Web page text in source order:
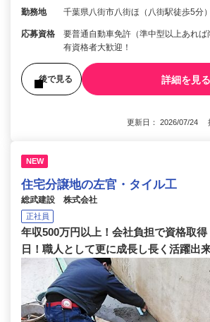
勤務地 千葉県八街市八街ほ（八街駅徒歩5分
応募資格
要普通自動車免許（準中型以上あれ
有資格者大歓迎！
後で見る 詳細を見る
更新日： 2026/07/24
NEW
住宅分譲地の左官・タイル工
総武建設 株式会社
正社員
年収500万円以上！会社負担で資格取
日！職人として更に成長し長く活躍出